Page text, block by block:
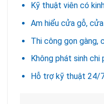
Kỹ thuật viên có
Am hiểu cửa gỗ,
Thi công gọn gàng,
Không phát sinh chi
Hỗ trợ kỹ thuật 24/